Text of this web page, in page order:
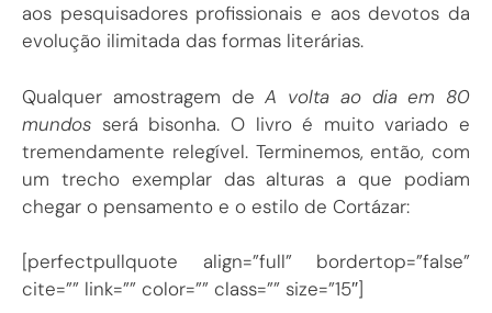
aos pesquisadores profissionais e aos devotos da
evolução ilimitada das formas literárias.
Qualquer amostragem deA volta ao dia em 80
mundos será bisonha. O livro é muito variado e
tremendamente relegível. Terminemos, então, com
um trecho exemplar das alturas a que podiam
chegar o pensamento e o estilo de Cortázar:
[perfectpullquote align=”full” bordertop=”false”
cite=”” link=”” color=”” class=”” size=”15″]